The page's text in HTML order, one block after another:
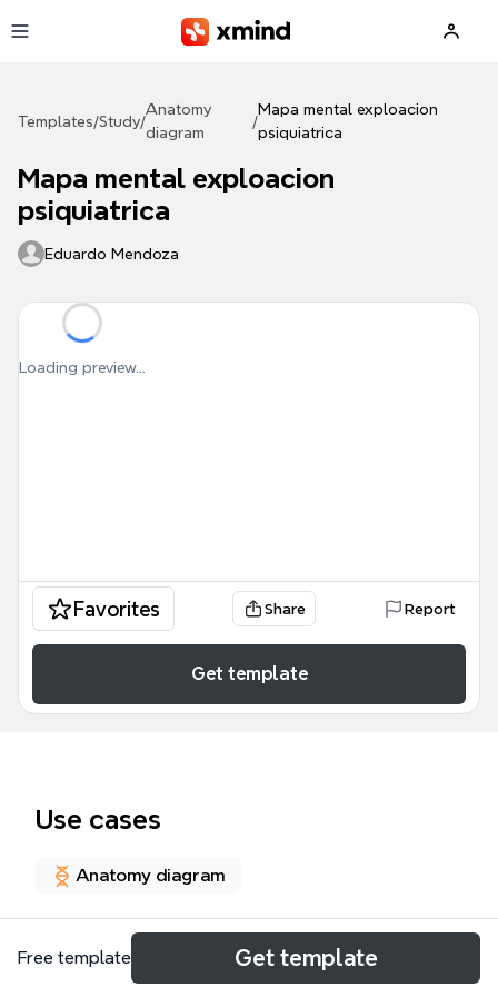
Templates/Study/
Anatomy
diagram
/
Mapa mental exploacion
psiquiatrica
Mapa mental exploacion
psiquiatrica
Eduardo Mendoza
Loading preview...
Favorites Share Report
Get template
Use cases
Anatomy diagram
About
Free template Get template